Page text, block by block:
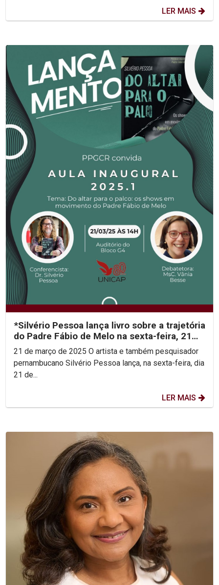
LER MAIS
*Silvério Pessoa lança livro sobre a trajetória
do Padre Fábio de Melo na sexta-feira, 21
de...
21 de março de 2025 O artista e também pesquisador
pernambucano Silvério Pessoa lança, na sexta-feira, dia
21 de...
LER MAIS